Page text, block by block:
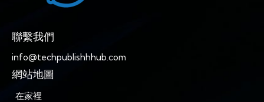
聯繫我們
info@techpublishhhub.com
網站地圖
在家裡